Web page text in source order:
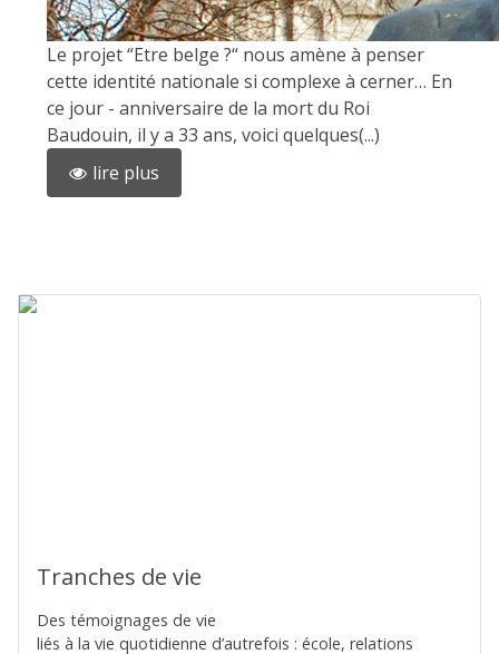
Le projet “Etre belge ?“ nous amène à penser
cette identité nationale si complexe à cerner… En
ce jour - anniversaire de la mort du Roi
Baudouin, il y a 33 ans, voici quelques(...)
lire plus
Tranches de vie
Des témoignages de vie
liés à la vie quotidienne d’autrefois : école, relations